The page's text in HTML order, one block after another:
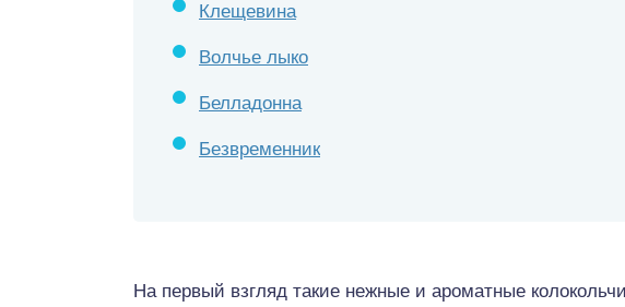
Клещевина
Волчье лыко
Белладонна
Безвременник
На первый взгляд такие нежные и ароматные